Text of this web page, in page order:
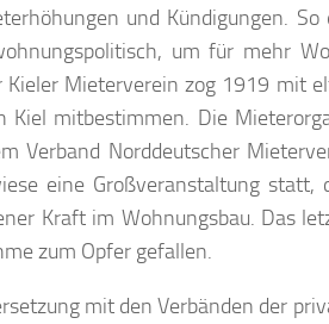
und Kündigungen.
um für mehr
Mieterverein zog 1919 mit
mitbestimmen. Die
Verband Norddeutscher
eine Großveranstaltung statt,
Kraft im Wohnungsbau. Das
zum Opfer gefallen.
mit den Verbänden der